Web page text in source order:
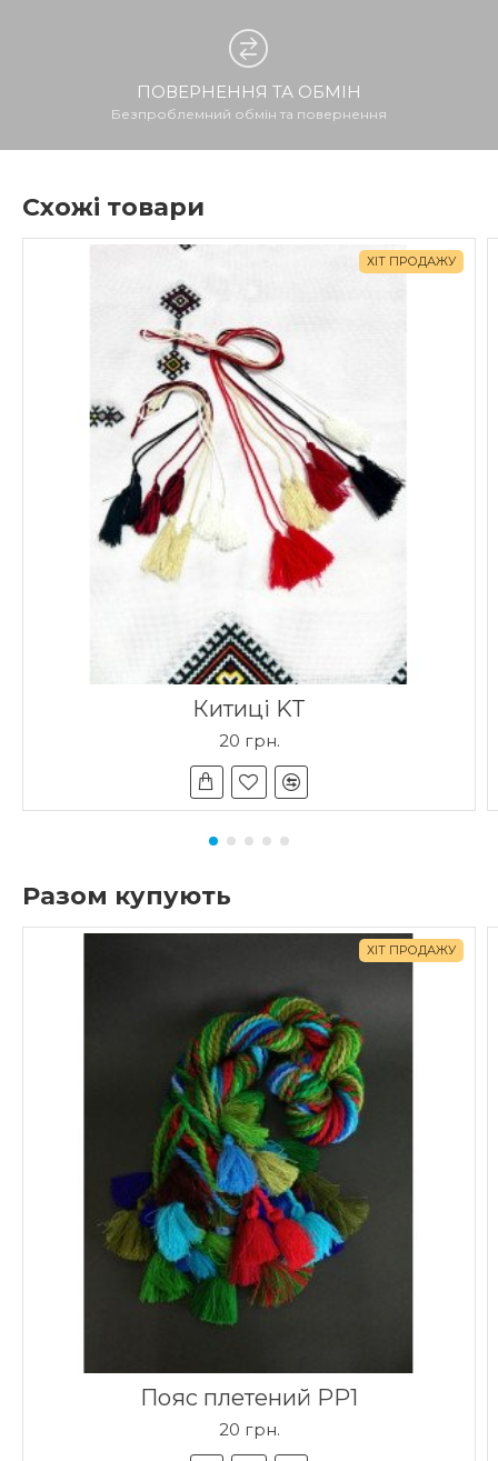
ПОВЕРНЕННЯ ТА ОБМІН
Безпроблемний обмін та повернення
Схожі товари
ХІТ ПРОДАЖУ
Китиці KT
20 грн.
Разом купують
ХІТ ПРОДАЖУ
Пояс плетений PP1
20 грн.